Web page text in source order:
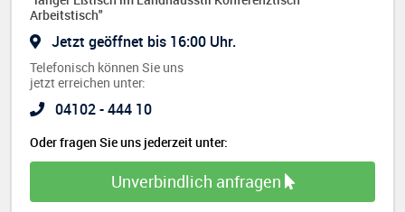
Arbeitstisch"
Jetzt geöffnet bis 16:00 Uhr.
Telefonisch können Sie uns
jetzt erreichen unter:
04102 - 444 10
Oder fragen Sie uns jederzeit unter:
Unverbindlich anfragen